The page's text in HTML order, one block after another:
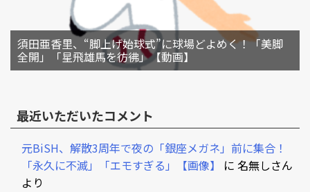
須田亜香里、“脚上げ始球式”に球場どよめく！「美脚
全開」「星飛雄馬を彷彿」【動画】
最近いただいたコメント
元BiSH、解散3周年で夜の「銀座メガネ」前に集合！
「永久に不滅」「エモすぎる」【画像】
に 名無しさん
より